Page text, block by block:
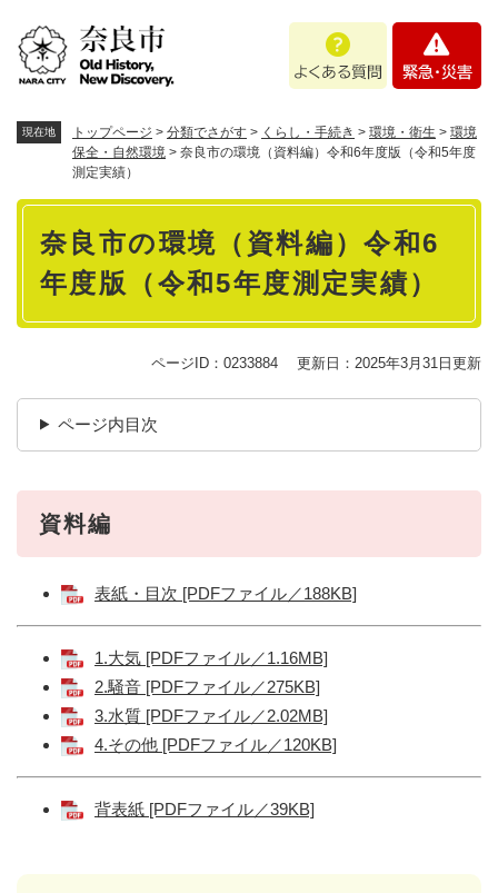
あ
問
・
現在地 トップページ > 分類でさがす > くらし・手続き > 環境・衛生 > 環境
保全・自然環境 > 奈良市の環境（資料編）令和6年度版（令和5年度
測定実績）
本
奈良市の環境（資料編）令和6
年度版（令和5年度測定実績）
ページID：0233884 更新日：2025年3月31日更新
ページ内目次
資料編
表紙・目次 [PDFファイル／188KB]
1.大気 [PDFファイル／1.16MB]
2.騒音 [PDFファイル／275KB]
3.水質 [PDFファイル／2.02MB]
4.その他 [PDFファイル／120KB]
背表紙 [PDFファイル／39KB]